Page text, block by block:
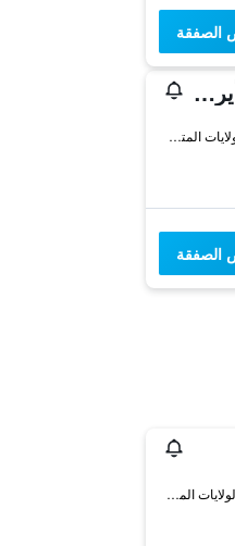
الصفقة
سونيستا لوس أنجيليس أيربورت إل إيه إكس
5985 شارع القرن, لوس أنجلوس, CA, الولايات المتحدة الأميريكية
الصفقة
3515 شارع ويلشير, لوس أنجلوس, CA, الولايات المتحدة الأميريكية